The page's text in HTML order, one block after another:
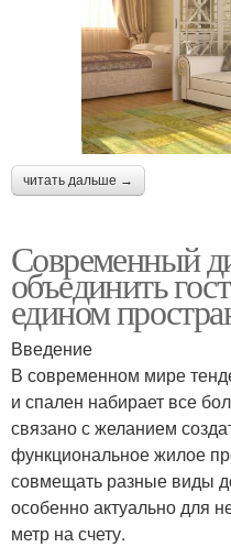
читать дальше →
Современный
объединить
едином
Введение
В современном мире
и спален набирает все
связано с желанием
функциональное жилое
совмещать разные виды
особенно актуально для
метр на счету.